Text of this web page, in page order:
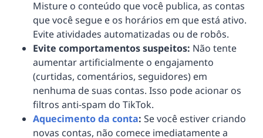
Misture o conteúdo que você publica, as contas
que você segue e os horários em que está ativo.
Evite atividades automatizadas ou de robôs.
Evite comportamentos suspeitos: Não tente
aumentar artificialmente o engajamento
(curtidas, comentários, seguidores) em
nenhuma de suas contas. Isso pode acionar os
filtros anti-spam do TikTok.
Aquecimento da conta: Se você estiver criando
novas contas, não comece imediatamente a